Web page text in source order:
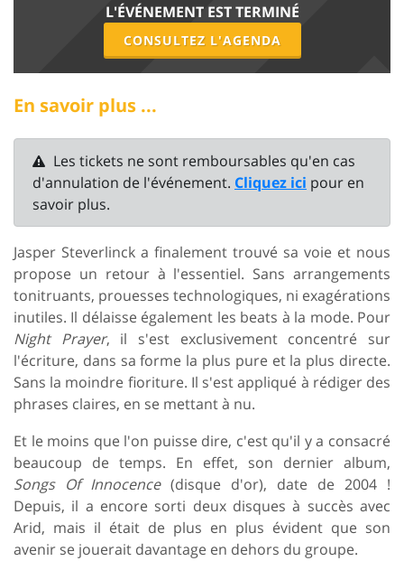
L'ÉVÉNEMENT EST TERMINÉ
CONSULTEZ L'AGENDA
En savoir plus ...
Les tickets ne sont remboursables qu'en cas
d'annulation de l'événement. Cliquez ici pour en
savoir plus.
Jasper Steverlinck a finalement trouvé sa voie et nous
propose un retour à l'essentiel. Sans arrangements
tonitruants, prouesses technologiques, ni exagérations
inutiles. Il délaisse également les beats à la mode. Pour
Night Prayer, il s'est exclusivement concentré sur
l'écriture, dans sa forme la plus pure et la plus directe.
Sans la moindre fioriture. Il s'est appliqué à rédiger des
phrases claires, en se mettant à nu.
Et le moins que l'on puisse dire, c'est qu'il y a consacré
beaucoup de temps. En effet, son dernier album,
Songs Of Innocence(disque d'or), date de 2004 !
Depuis, il a encore sorti deux disques à succès avec
Arid, mais il était de plus en plus évident que son
avenir se jouerait davantage en dehors du groupe.